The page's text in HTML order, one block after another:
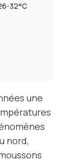
32°C
une
nord,